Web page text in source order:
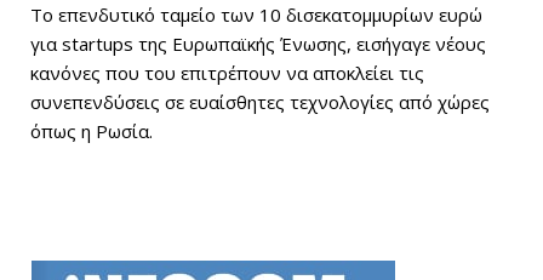
Το επενδυτικό ταμείο των 10 δισεκατομμυρίων ευρώ
για startups της Ευρωπαϊκής Ένωσης, εισήγαγε νέους
κανόνες που του επιτρέπουν να αποκλείει τις
συνεπενδύσεις σε ευαίσθητες τεχνολογίες από χώρες
όπως η Ρωσία.